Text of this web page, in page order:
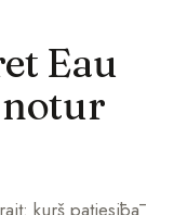
Eau
kurš patiesībā